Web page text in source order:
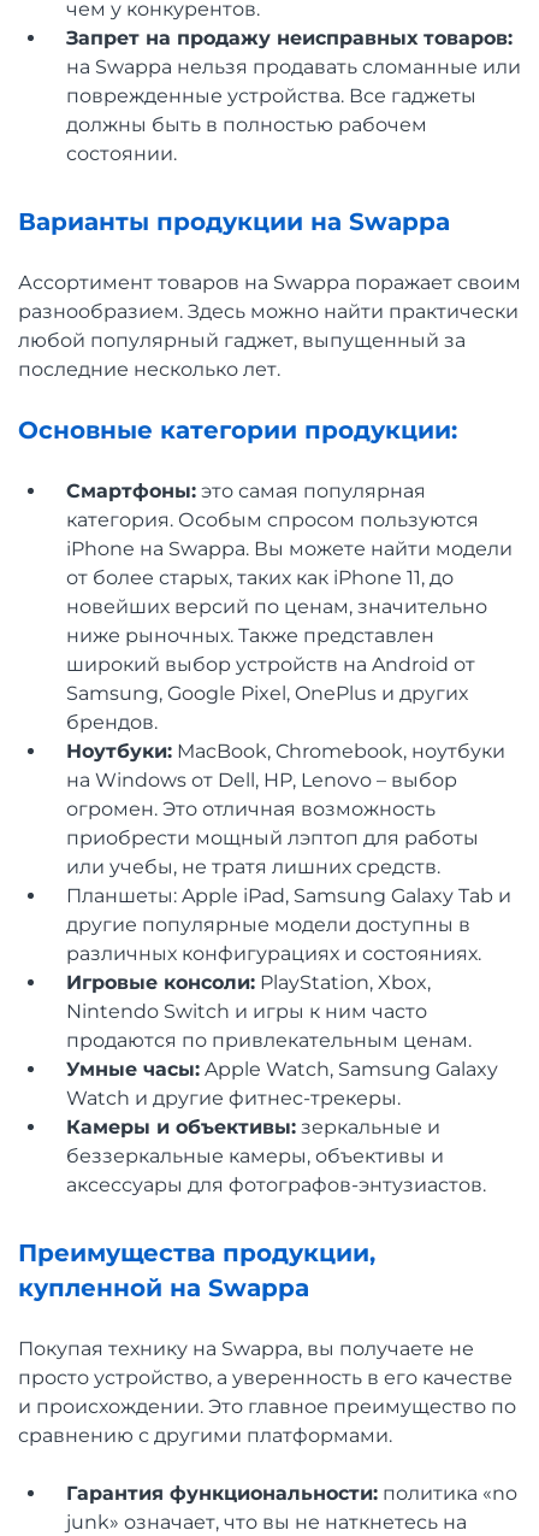
чем у конкурентов.
Запрет на продажу неисправных товаров:
на Swappa нельзя продавать сломанные или
поврежденные устройства. Все гаджеты
должны быть в полностью рабочем
состоянии.
Варианты продукции на Swappa
Ассортимент товаров на Swappa поражает своим
разнообразием. Здесь можно найти практически
любой популярный гаджет, выпущенный за
последние несколько лет.
Основные категории продукции:
Смартфоны: это самая популярная
категория. Особым спросом пользуются
iPhone на Swappa. Вы можете найти модели
от более старых, таких как iPhone 11, до
новейших версий по ценам, значительно
ниже рыночных. Также представлен
широкий выбор устройств на Android от
Samsung, Google Pixel, OnePlus и других
брендов.
Ноутбуки: MacBook, Chromebook, ноутбуки
на Windows от Dell, HP, Lenovo – выбор
огромен. Это отличная возможность
приобрести мощный лэптоп для работы
или учебы, не тратя лишних средств.
Планшеты: Apple iPad, Samsung Galaxy Tab и
другие популярные модели доступны в
различных конфигурациях и состояниях.
Игровые консоли: PlayStation, Xbox,
Nintendo Switch и игры к ним часто
продаются по привлекательным ценам.
Умные часы: Apple Watch, Samsung Galaxy
Watch и другие фитнес-трекеры.
Камеры и объективы: зеркальные и
беззеркальные камеры, объективы и
аксессуары для фотографов-энтузиастов.
Преимущества продукции,
купленной на Swappa
Покупая технику на Swappa, вы получаете не
просто устройство, а уверенность в его качестве
и происхождении. Это главное преимущество по
сравнению с другими платформами.
Гарантия функциональности: политика «no
junk» означает, что вы не наткнетесь на